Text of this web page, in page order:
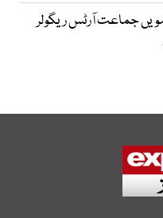
جماعت آرٹس ریگولر